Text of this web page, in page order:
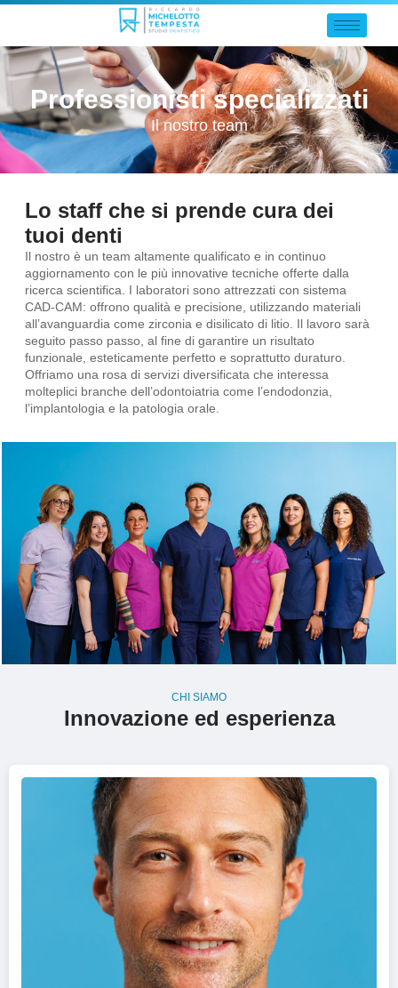
Professionisti specializzati
Il nostro team
Lo staff che si prende cura dei
tuoi denti
Il nostro è un team altamente qualificato e in continuo
aggiornamento con le più innovative tecniche offerte dalla
ricerca scientifica. I laboratori sono attrezzati con sistema
CAD-CAM: offrono qualità e precisione, utilizzando materiali
all’avanguardia come zirconia e disilicato di litio. Il lavoro sarà
seguito passo passo, al fine di garantire un risultato
funzionale, esteticamente perfetto e soprattutto duraturo.
Offriamo una rosa di servizi diversificata che interessa
molteplici branche dell’odontoiatria come l’endodonzia,
l’implantologia e la patologia orale.
CHI SIAMO
Innovazione ed esperienza